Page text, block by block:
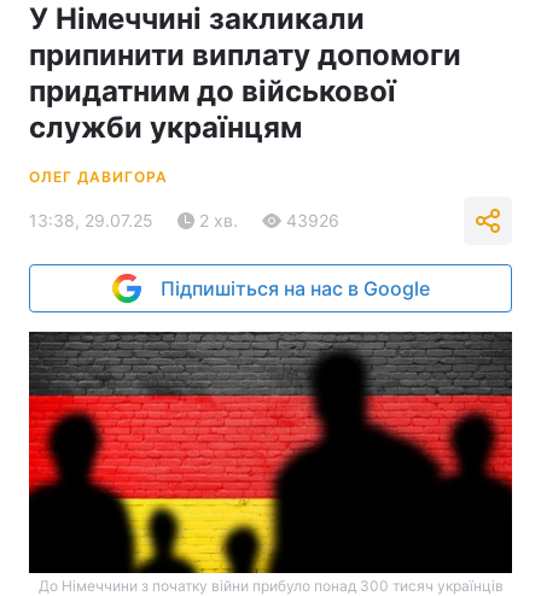
У Німеччині закликали
припинити виплату допомоги
придатним до військової
служби українцям
ОЛЕГ ДАВИГОРА
13:38, 29.07.25 2 хв. 43926
Підпишіться на нас в Google
До Німеччини з початку війни прибуло понад 300 тисяч українців